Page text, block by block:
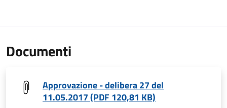
Documenti
Approvazione - delibera 27 del
11.05.2017 (PDF 120,81 KB)